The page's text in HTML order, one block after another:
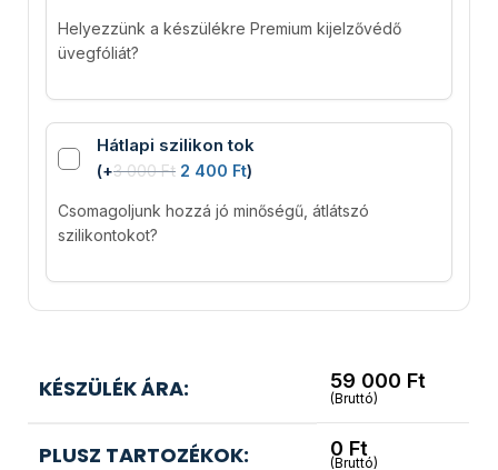
Helyezzünk a készülékre Premium kijelzővédő
üvegfóliát?
Hátlapi szilikon tok
(+3 000Ft 2 400 Ft)
Csomagoljunk hozzá jó minőségű, átlátszó
szilikontokot?
KÉSZÜLÉK ÁRA: 59 000 Ft
(Bruttó)
PLUSZ TARTOZÉKOK: 0 Ft
(Bruttó)